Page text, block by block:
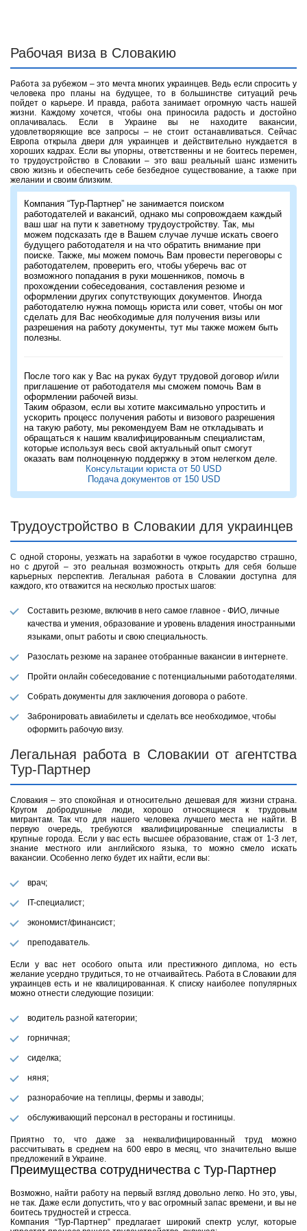
Рабочая виза в Словакию
Работа за рубежом – это мечта многих украинцев. Ведь если спросить у
человека про планы на будущее, то в большинстве ситуаций речь
пойдет о карьере. И правда, работа занимает огромную часть нашей
жизни. Каждому хочется, чтобы она приносила радость и достойно
оплачивалась. Если в Украине вы не находите вакансии,
удовлетворяющие все запросы – не стоит останавливаться. Сейчас
Европа открыла двери для украинцев и действительно нуждается в
хороших кадрах. Если вы упорны, ответственны и не боитесь перемен,
то трудоустройство в Словакии – это ваш реальный шанс изменить
свою жизнь и обеспечить себе безбедное существование, а также при
желании и своим близким.
Компания “Тур-Партнер” не занимается поиском
работодателей и вакансий, однако мы сопровождаем каждый
ваш шаг на пути к заветному трудоустройству. Так, мы
можем подсказать где в Вашем случае лучше искать своего
будущего работодателя и на что обратить внимание при
поиске. Также, мы можем помочь Вам провести переговоры с
работодателем, проверить его, чтобы уберечь вас от
возможного попадания в руки мошенников, помочь в
прохождении собеседования, составления резюме и
оформлении других сопутствующих документов. Иногда
работодателю нужна помощь юриста или совет, чтобы он мог
сделать для Вас необходимые для получения визы или
разрешения на работу документы, тут мы также можем быть
полезны.
После того как у Вас на руках будут трудовой договор и/или
приглашение от работодателя мы сможем помочь Вам в
оформлении рабочей визы.
Таким образом, если вы хотите максимально упростить и
ускорить процесс получения работы и визового разрешения
на такую работу, мы рекомендуем Вам не откладывать и
обращаться к нашим квалифицированным специалистам,
которые используя весь свой актуальный опыт смогут
оказать вам полноценную поддержку в этом нелегком деле.
Консультации юриста от 50 USD
Подача документов от 150 USD
Трудоустройство в Словакии для украинцев
С одной стороны, уезжать на заработки в чужое государство страшно,
но с другой – это реальная возможность открыть для себя больше
карьерных перспектив. Легальная работа в Словакии доступна для
каждого, кто отважится на несколько простых шагов:
Составить резюме, включив в него самое главное - ФИО, личные
качества и умения, образование и уровень владения иностранными
языками, опыт работы и свою специальность.
Разослать резюме на заранее отобранные вакансии в интернете.
Пройти онлайн собеседование с потенциальными работодателями.
Собрать документы для заключения договора о работе.
Забронировать авиабилеты и сделать все необходимое, чтобы
оформить рабочую визу.
Легальная работа в Словакии от агентства
Тур-Партнер
Словакия – это спокойная и относительно дешевая для жизни страна.
Кругом добродушные люди, хорошо относящиеся к трудовым
мигрантам. Так что для нашего человека лучшего места не найти. В
первую очередь, требуются квалифицированные специалисты в
крупные города. Если у вас есть высшее образование, стаж от 1-3 лет,
знание местного или английского языка, то можно смело искать
вакансии. Особенно легко будет их найти, если вы:
врач;
IT-специалист;
экономист/финансист;
преподаватель.
Если у вас нет особого опыта или престижного диплома, но есть
желание усердно трудиться, то не отчаивайтесь. Работа в Словакии для
украинцев есть и не квалицированная. К списку наиболее популярных
можно отнести следующие позиции:
водитель разной категории;
горничная;
сиделка;
няня;
разнорабочие на теплицы, фермы и заводы;
обслуживающий персонал в рестораны и гостиницы.
Приятно то, что даже за неквалифицированный труд можно
рассчитывать в среднем на 600 евро в месяц, что значительно выше
предложений в Украине.
Преимущества сотрудничества с Тур-Партнер
Возможно, найти работу на первый взгляд довольно легко. Но это, увы,
не так. Даже если допустить, что у вас огромный запас времени, и вы не
боитесь трудностей и стресса.
Компания “Тур-Партнер” предлагает широкий спектр услуг, которые